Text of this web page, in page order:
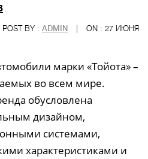
POST BY : ADMIN
ON : 27 ИЮНЯ
марки «Тойота» –
во всем мире.
обусловлена
дизайном,
системами,
характеристиками и